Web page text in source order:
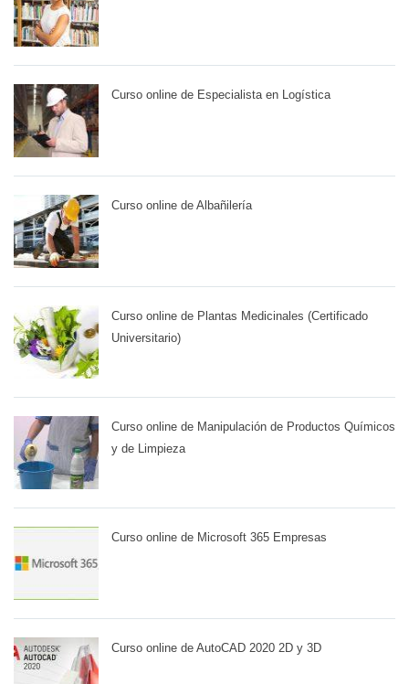
Curso online de Especialista en Logística
Curso online de Albañilería
Curso online de Plantas Medicinales (Certificado
Universitario)
Curso online de Manipulación de Productos Químicos
y de Limpieza
Curso online de Microsoft 365 Empresas
Curso online de AutoCAD 2020 2D y 3D